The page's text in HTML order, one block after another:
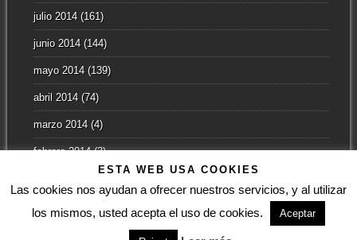
julio 2014(161)
junio 2014(144)
mayo 2014(139)
abril 2014(74)
marzo 2014(4)
febrero 2014(3)
ESTA WEB USA COOKIES
Las cookies nos ayudan a ofrecer nuestros servicios, y al utilizar
los mismos, usted acepta el uso de cookies.
Aceptar